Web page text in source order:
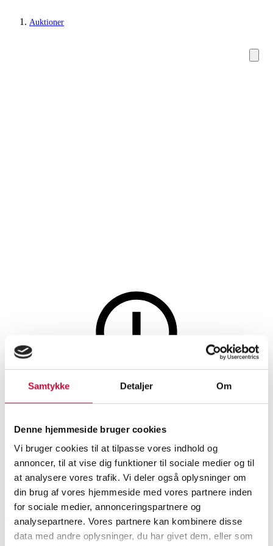
Samtykke Detaljer Om
Denne hjemmeside bruger cookies
Vi bruger cookies til at tilpasse vores indhold og
annoncer, til at vise dig funktioner til sociale medier og til
at analysere vores trafik. Vi deler også oplysninger om
din brug af vores hjemmeside med vores partnere inden
for sociale medier, annonceringspartnere og
analysepartnere. Vores partnere kan kombinere disse
data med andre oplysninger, du har givet dem, eller som
Auktioner
Vaser, skåle, fade
Denne auktion er fortrudt
Stort fad af stentøj
SHOWROOMVURDERING
1.000
VARENUMMER
6526992